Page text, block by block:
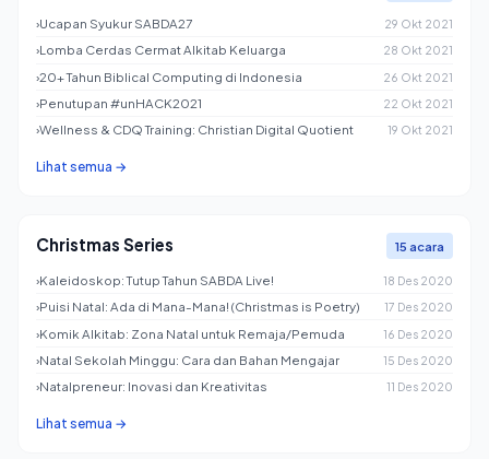
›Ucapan Syukur SABDA27 29 Okt 2021
›Lomba Cerdas Cermat Alkitab Keluarga 28 Okt 2021
›20+ Tahun Biblical Computing di Indonesia 26 Okt 2021
›Penutupan #unHACK2021 22 Okt 2021
›Wellness & CDQ Training: Christian Digital Quotient 19 Okt 2021
Lihat semua →
Christmas Series 15 acara
›Kaleidoskop: Tutup Tahun SABDA Live! 18 Des 2020
›Puisi Natal: Ada di Mana-Mana! (Christmas is Poetry) 17 Des 2020
›Komik Alkitab: Zona Natal untuk Remaja/Pemuda 16 Des 2020
›Natal Sekolah Minggu: Cara dan Bahan Mengajar 15 Des 2020
›Natalpreneur: Inovasi dan Kreativitas 11 Des 2020
Lihat semua →